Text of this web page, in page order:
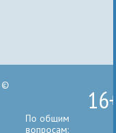
©
По общим
вопросам: